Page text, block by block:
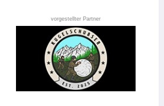
vorgestellter Partner